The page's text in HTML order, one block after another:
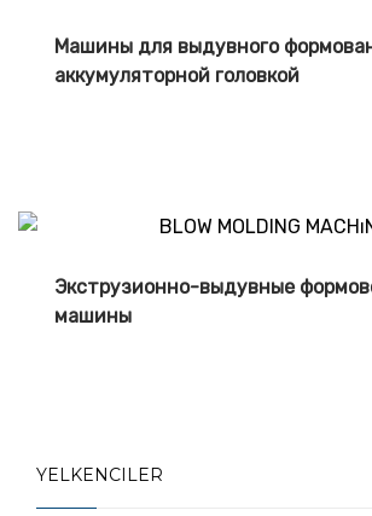
Машины для выдувного
аккумуляторной головкой
Экструзионно-выдувные
машины
YELKENCILER